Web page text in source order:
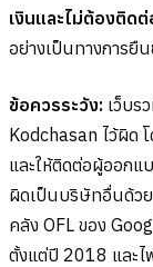
เงินและไม่ต้องติด
อย่างเป็นทางการ
ข้อควรระวัง: เว็บร
Kodchasan ไว้ผิด
และให้ติดต่อผู้ออกแ
ผิดเป็นบริษัทอื่นด้ว
คลัง OFL ของ
ตั้งแต่ปี 2018 และไ